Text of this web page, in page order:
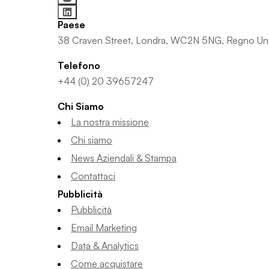
Paese
38 Craven Street, Londra, WC2N 5NG, Regno
Telefono
+44 (0) 20 39657247
Chi Siamo
La nostra missione
Chi siamo
News Aziendali & Stampa
Contattaci
Pubblicità
Pubblicità
Email Marketing
Data & Analytics
Come acquistare